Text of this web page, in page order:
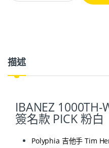
描述
IBANEZ 1000TH-
簽名款 PICK 粉白
Polyphia 吉他手Tim